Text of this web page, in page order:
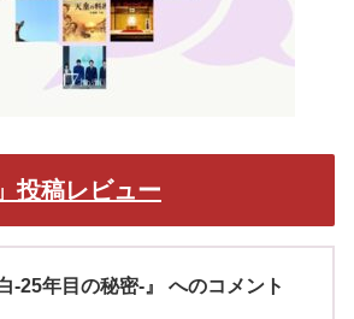
投稿レビュー
-25年目の秘密-』 へのコメント